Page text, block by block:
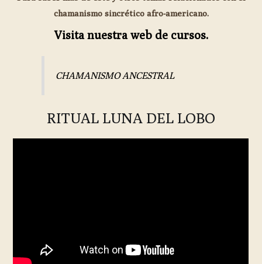
chamanismo sincrético afro-americano.
Visita nuestra web de cursos.
CHAMANISMO ANCESTRAL
RITUAL LUNA DEL LOBO